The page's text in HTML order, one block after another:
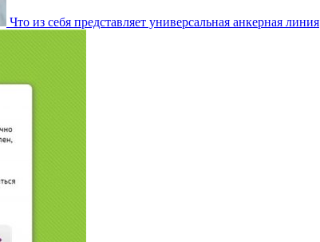
Что из себя представляет универсальная анкерная линия